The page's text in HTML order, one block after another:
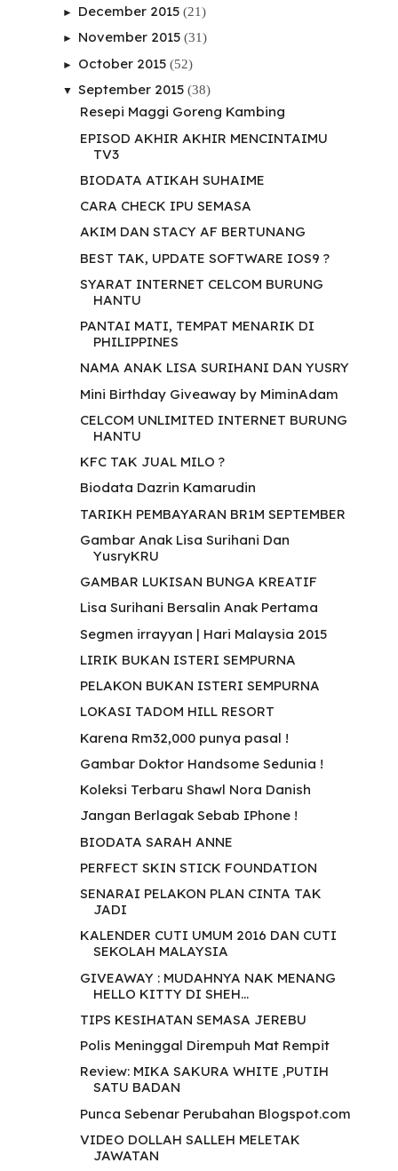
► December 2015 (21)
► November 2015 (31)
► October 2015 (52)
▼ September 2015 (38)
Resepi Maggi Goreng Kambing
EPISOD AKHIR AKHIR MENCINTAIMU
TV3
BIODATA ATIKAH SUHAIME
CARA CHECK IPU SEMASA
AKIM DAN STACY AF BERTUNANG
BEST TAK, UPDATE SOFTWARE IOS9 ?
SYARAT INTERNET CELCOM BURUNG
HANTU
PANTAI MATI, TEMPAT MENARIK DI
PHILIPPINES
NAMA ANAK LISA SURIHANI DAN YUSRY
Mini Birthday Giveaway by MiminAdam
CELCOM UNLIMITED INTERNET BURUNG
HANTU
KFC TAK JUAL MILO ?
Biodata Dazrin Kamarudin
TARIKH PEMBAYARAN BR1M SEPTEMBER
Gambar Anak Lisa Surihani Dan
YusryKRU
GAMBAR LUKISAN BUNGA KREATIF
Lisa Surihani Bersalin Anak Pertama
Segmen irrayyan | Hari Malaysia 2015
LIRIK BUKAN ISTERI SEMPURNA
PELAKON BUKAN ISTERI SEMPURNA
LOKASI TADOM HILL RESORT
Karena Rm32,000 punya pasal !
Gambar Doktor Handsome Sedunia !
Koleksi Terbaru Shawl Nora Danish
Jangan Berlagak Sebab IPhone !
BIODATA SARAH ANNE
PERFECT SKIN STICK FOUNDATION
SENARAI PELAKON PLAN CINTA TAK
JADI
KALENDER CUTI UMUM 2016 DAN CUTI
SEKOLAH MALAYSIA
GIVEAWAY : MUDAHNYA NAK MENANG
HELLO KITTY DI SHEH...
TIPS KESIHATAN SEMASA JEREBU
Polis Meninggal Dirempuh Mat Rempit
Review: MIKA SAKURA WHITE ,PUTIH
SATU BADAN
Punca Sebenar Perubahan Blogspot.com
VIDEO DOLLAH SALLEH MELETAK
JAWATAN